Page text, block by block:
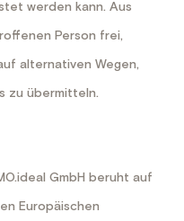
werden kann. Aus
Person frei,
alternativen Wegen,
zu übermitteln.
GmbH beruht auf
Europäischen